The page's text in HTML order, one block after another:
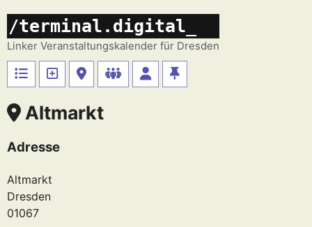
Inhalt
springen
/terminal.digital_
Linker Veranstaltungskalender für Dresden
Altmarkt
Adresse
Altmarkt
Dresden
01067